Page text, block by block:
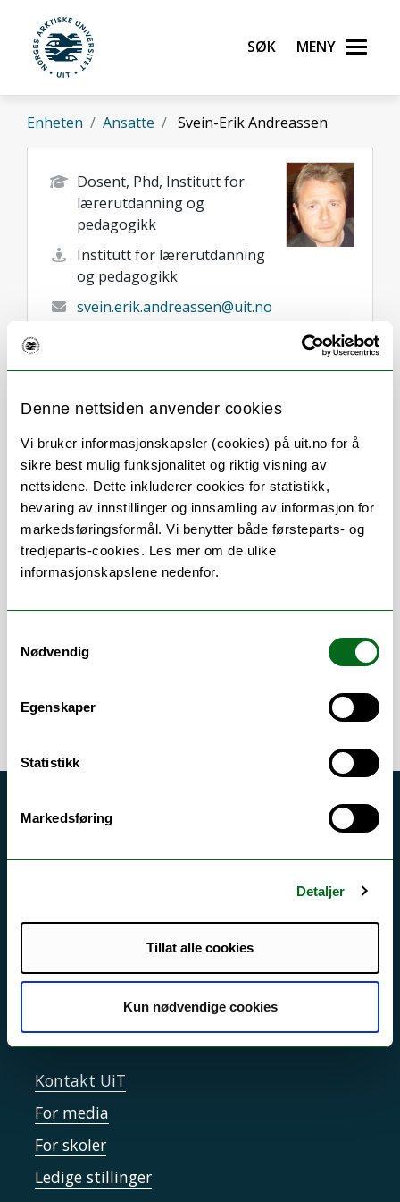
Denne nettsiden anvender cookies
Vi bruker informasjonskapsler (cookies) på uit.no for å
sikre best mulig funksjonalitet og riktig visning av
nettsidene. Dette inkluderer cookies for statistikk,
bevaring av innstillinger og innsamling av informasjon for
markedsføringsformål. Vi benytter både førsteparts- og
tredjeparts-cookies. Les mer om de ulike
informasjonskapslene nedenfor.
Nødvendig
Egenskaper
Statistikk
Markedsføring
Detaljer
Tillat alle cookies
Kun nødvendige cookies
Gå til hovedinnhold
UiT Norges arktiske universitet
Søk Meny
Enheten Ansatte Svein-Erik Andreassen
Dosent, Phd, Institutt for
lærerutdanning og
pedagogikk
Institutt for lærerutdanning
og pedagogikk
svein.erik.andreassen@uit.no
+47 986 61521
Tromsø
Om
Forskning og undervisning
Akutt hjelp
Sikkerhet, beredskap og personvern
Informasjonskapsler
Tilgjengelighetserklæring
Kontakt UiT
For media
For skoler
Ledige stillinger